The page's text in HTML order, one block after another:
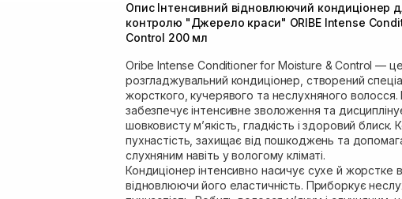
Самовивіз м. Рівне, вул. Кулика і Гудачека 23
Екватор)
Опис Інтенсивний відновлюючий кондиціонер
контролю "Джерело краси" ORIBE Intense
Control 200 мл
Oribe Intense Conditioner for Moisture & Control —
розгладжувальний кондиціонер, створений
жорсткого, кучерявого та неслухняного
забезпечує інтенсивне зволоження та
шовковисту м’якість, гладкість і здоровий
пухнастість, захищає від пошкоджень та
слухняним навіть у вологому кліматі.
Кондиціонер інтенсивно насичує сухе й жорстке
відновлюючи його еластичність. Приборкує